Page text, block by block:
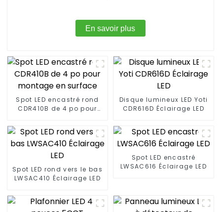
En savoir plus
Spot LED encastré rond
CDR410B de 4 po pour
Disque lumineux LED Yoti
CDR616D Éclairage LED
Spot LED rond vers le bas
LWSAC410 Éclairage LED
Spot LED encastré
LWSAC616 Éclairage LED